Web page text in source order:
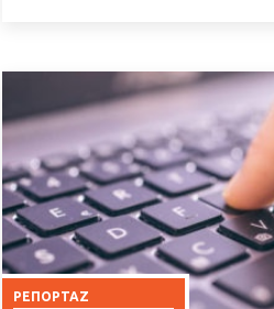
ΡΕΠΟΡΤΆΖ